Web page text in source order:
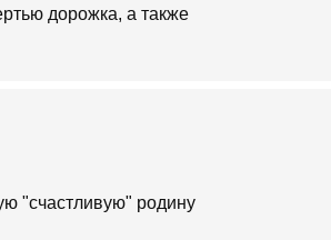
дорожка, а также
"счастливую" родину